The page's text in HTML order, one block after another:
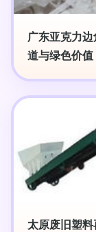
广东亚克力
道与绿色价值
太原废旧塑